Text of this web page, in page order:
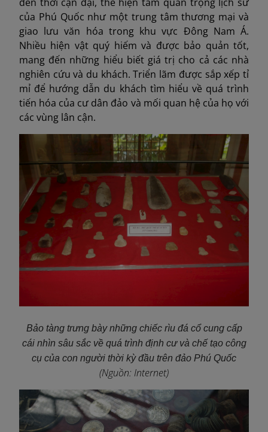
của Phú Quốc như một trung tâm thương mại và
giao lưu văn hóa trong khu vực Đông Nam Á.
Nhiều hiện vật quý hiếm và được bảo quản tốt,
mang đến những hiểu biết giá trị cho cả các nhà
nghiên cứu và du khách. Triển lãm được sắp xếp tỉ
mỉ để hướng dẫn du khách tìm hiểu về quá trình
tiến hóa của cư dân đảo và mối quan hệ của họ với
các vùng lân cận.
Bảo tàng trưng bày những chiếc rìu đá cổ cung cấp
cái nhìn sâu sắc về quá trình định cư và chế tạo công
cụ của con người thời kỳ đầu trên đảo Phú Quốc
(Nguồn: Internet)